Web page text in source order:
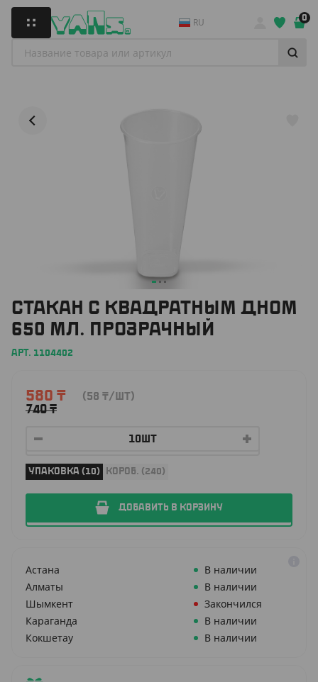
RU 0
СТАКАН C КВАДРАТНЫМ ДНОМ
650 МЛ. ПРОЗРАЧНЫЙ
АРТ. 1104402
580 ₸
740₸
(58 ₸/ШТ)
УПАКОВКА (10) КОРОБ. (240)
ДОБАВИТЬ В КОРЗИНУ
Астана
В наличии
Алматы
В наличии
Шымкент
Закончился
Караганда
В наличии
Кокшетау
В наличии